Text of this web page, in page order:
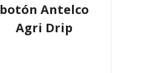
botón Antelco
Agri Drip